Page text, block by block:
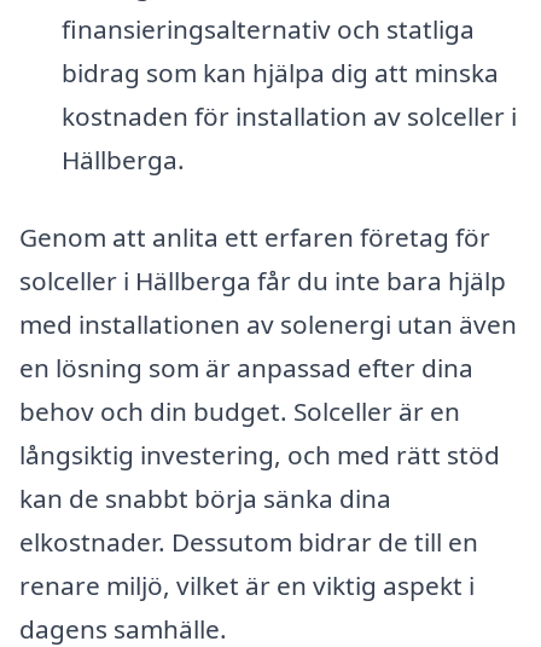
finansieringsalternativ och statliga
bidrag som kan hjälpa dig att minska
kostnaden för installation av solceller i
Hällberga.
Genom att anlita ett erfaren företag för
solceller i Hällberga får du inte bara hjälp
med installationen av solenergi utan även
en lösning som är anpassad efter dina
behov och din budget. Solceller är en
långsiktig investering, och med rätt stöd
kan de snabbt börja sänka dina
elkostnader. Dessutom bidrar de till en
renare miljö, vilket är en viktig aspekt i
dagens samhälle.